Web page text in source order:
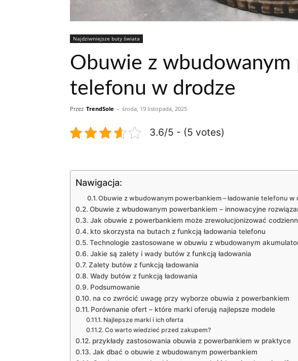
Najdziwniejsze buty świata
Obuwie z wbudowanym
telefonu w drodze
Przez TrendSole - środa, 19 listopada, 2025
3.6/5 - (5 votes)
Nawigacja:
Obuwie z wbudowanym powerbankiem – ładowanie telefonu w
Obuwie z wbudowanym powerbankiem – innowacyjne
Jak obuwie z powerbankiem może zrewolucjonizować
kto skorzysta na butach z funkcją ładowania telefonu
Technologie zastosowane w obuwiu z wbudowanym
Jakie są zalety i wady butów z funkcją ładowania
Zalety butów z funkcją ładowania
Wady butów z funkcją ładowania
Podsumowanie
na co zwrócić uwagę przy wyborze obuwia z powerbankiem
Porównanie ofert – które marki oferują najlepsze modele
Najlepsze marki i ich oferta
Co warto wiedzieć przed zakupem?
przykłady zastosowania obuwia z powerbankiem w praktyce
Jak dbać o obuwie z wbudowanym powerbankiem